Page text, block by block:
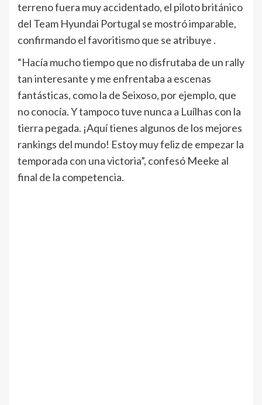
terreno fuera muy accidentado, el piloto británico
del Team Hyundai Portugal se mostró imparable,
confirmando el favoritismo que se atribuye .
“Hacía mucho tiempo que no disfrutaba de un rally
tan interesante y me enfrentaba a escenas
fantásticas, como la de Seixoso, por ejemplo, que
no conocía. Y tampoco tuve nunca a Luílhas con la
tierra pegada. ¡Aquí tienes algunos de los mejores
rankings del mundo! Estoy muy feliz de empezar la
temporada con una victoria”, confesó Meeke al
final de la competencia.